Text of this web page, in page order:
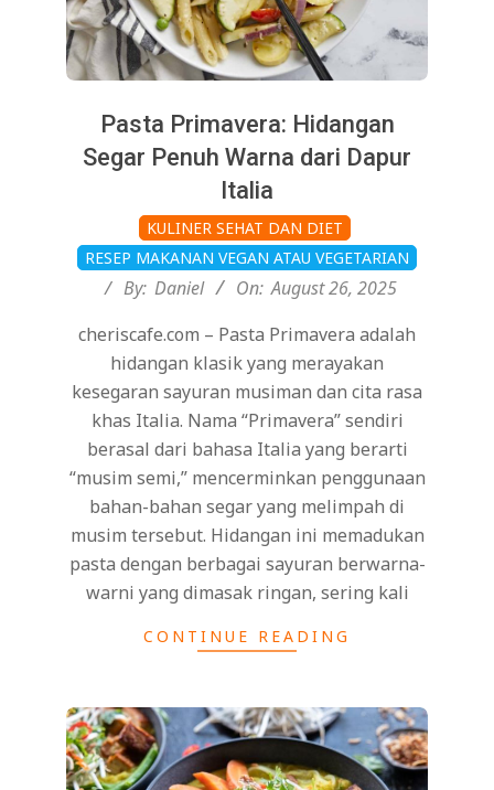
Pasta Primavera: Hidangan
Segar Penuh Warna dari Dapur
Italia
08-
26
KULINER SEHAT DAN DIET
RESEP MAKANAN VEGAN ATAU VEGETARIAN
By: Daniel On: August 26, 2025
cheriscafe.com – Pasta Primavera adalah
hidangan klasik yang merayakan
kesegaran sayuran musiman dan cita rasa
khas Italia. Nama “Primavera” sendiri
berasal dari bahasa Italia yang berarti
“musim semi,” mencerminkan penggunaan
bahan-bahan segar yang melimpah di
musim tersebut. Hidangan ini memadukan
pasta dengan berbagai sayuran berwarna-
warni yang dimasak ringan, sering kali
CONTINUE READING